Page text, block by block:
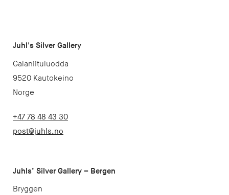
Juhl's Silver Gallery
Galaniituluodda
9520 Kautokeino
Norge
+47 78 48 43 30
post@juhls.no
Juhls’ Silver Gallery – Bergen
Bryggen